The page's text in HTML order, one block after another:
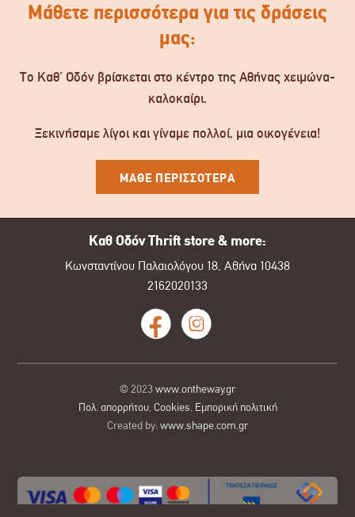
Μάθετε περισσότερα για τις δράσεις
μας:
Το Καθ’ Οδόν βρίσκεται στο κέντρο της Αθήνας χειμώνα-
καλοκαίρι.
Ξεκινήσαμε λίγοι και γίναμε πολλοί, μια οικογένεια!
ΜΑΘΕ ΠΕΡΙΣΣΟΤΕΡΑ
Καθ Οδόν Thrift store & more:
Κωνσταντίνου Παλαιολόγου 18, Αθήνα 10438
2162020133
© 2023 www.ontheway.gr
Πολ. απορρήτου, Cookies Εμπορική πολιτική
Created by:www.shape.com.gr